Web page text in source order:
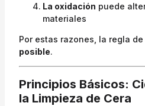
La oxidación puede
materiales
Por estas razones, la regla de
posible.
Principios Básicos:
la Limpieza de Cera